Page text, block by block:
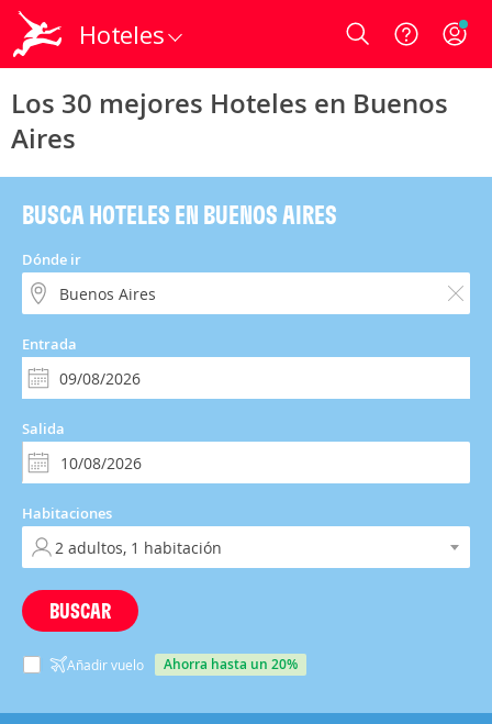
Hoteles Login
Los 30 mejores Hoteles en Buenos
Aires
BUSCA HOTELES EN BUENOS AIRES
Dónde ir
Entrada
Salida
Habitaciones
BUSCAR
Añadir vuelo ahorra hasta un 20%